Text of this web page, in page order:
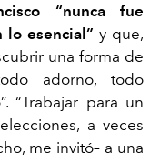
“nunca fue
lo esencial” y que,
una forma de
adorno, todo
“Trabajar para un
a veces
me invitó– a una